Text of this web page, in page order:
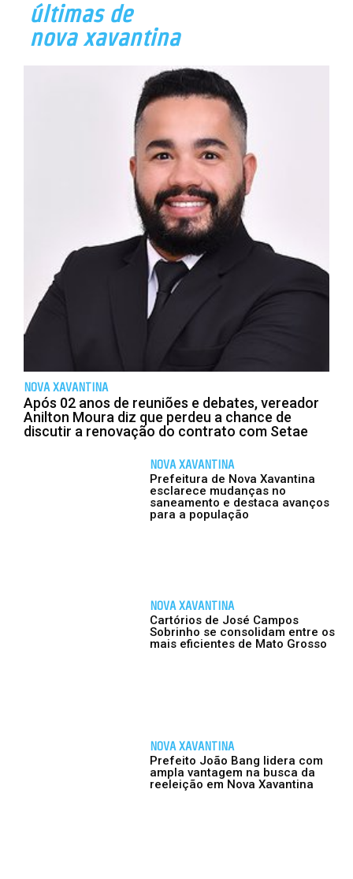
últimas de
nova xavantina
NOVA XAVANTINA
Após 02 anos de reuniões e debates, vereador
Anilton Moura diz que perdeu a chance de
discutir a renovação do contrato com Setae
NOVA XAVANTINA
Prefeitura de Nova Xavantina
esclarece mudanças no
saneamento e destaca avanços
para a população
NOVA XAVANTINA
Cartórios de José Campos
Sobrinho se consolidam entre os
mais eficientes de Mato Grosso
NOVA XAVANTINA
Prefeito João Bang lidera com
ampla vantagem na busca da
reeleição em Nova Xavantina